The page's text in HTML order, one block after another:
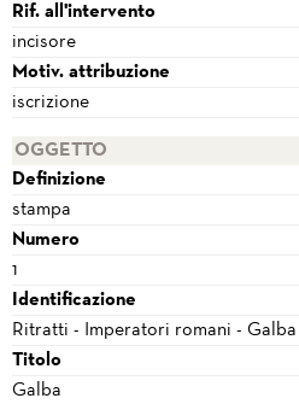
Rif. all'intervento
incisore
Motiv. attribuzione
iscrizione
OGGETTO
Definizione
stampa
Numero
1
Identificazione
Ritratti - Imperatori romani - Galba
Titolo
Galba